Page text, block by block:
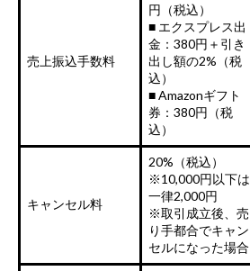
売上振込手数料
円（税込）
■ エクスプレス出
金：380円＋引き
出し額の2%（税
込）
■ Amazonギフト
券：380円（税
込）
キャンセル料
20%（税込）
※10,000円以下は
一律2,000円
※取引成立後、売
り手都合でキャン
セルになった場合